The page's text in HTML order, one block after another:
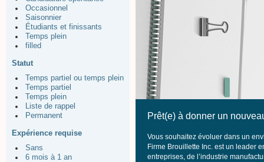
Occasionnel
Saisonnier
Étudiants et finissants
Temps plein
filled
Statut
Temps partiel ou temps plein
Temps partiel
Temps plein
Liste de rappel
Permanent
Expérience requise
Sans
6 mois à 1 an
Prêt(e) à donner un
Vous souhaitez évoluer dans un
Firme Brouillette Inc. est un leader
entreprises, de l’industrie